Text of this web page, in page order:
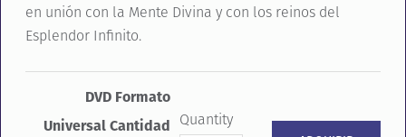
en unión con la Mente Divina y con los reinos del
Esplendor Infinito.
DVD Formato
Universal Cantidad Quantity